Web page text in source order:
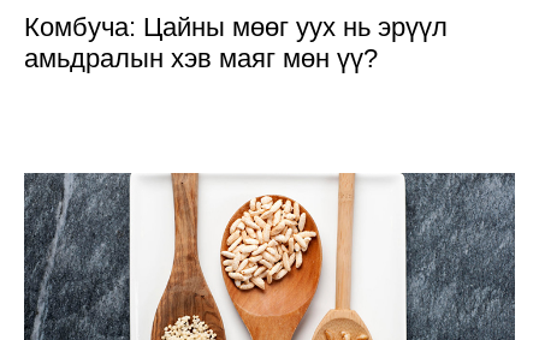
Комбуча: Цайны мөөг уух нь эрүүл
амьдралын хэв маяг мөн үү?